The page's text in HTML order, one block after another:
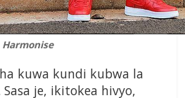
Harmonise
kuwa kundi kubwa la
je, ikitokea hivyo,